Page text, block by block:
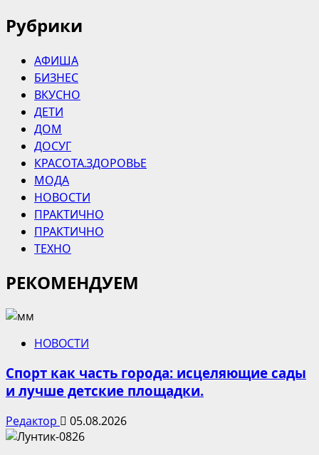
Рубрики
АФИША
БИЗНЕС
ВКУСНО
ДЕТИ
ДОМ
ДОСУГ
КРАСОТА.ЗДОРОВЬЕ
МОДА
НОВОСТИ
ПРАКТИЧНО
ПРАКТИЧНО
ТЕХНО
РЕКОМЕНДУЕМ
НОВОСТИ
Спорт как часть города: исцеляющие сады
и лучше детские площадки.
Редактор 05.08.2026